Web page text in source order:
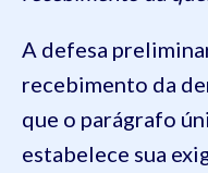
A defesa
recebimento da
que o parágrafo
estabelece sua